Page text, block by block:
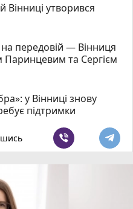
Вінниці утворився
передовій — Вінниця
та Сергієм
у Вінниці знову
підтримки